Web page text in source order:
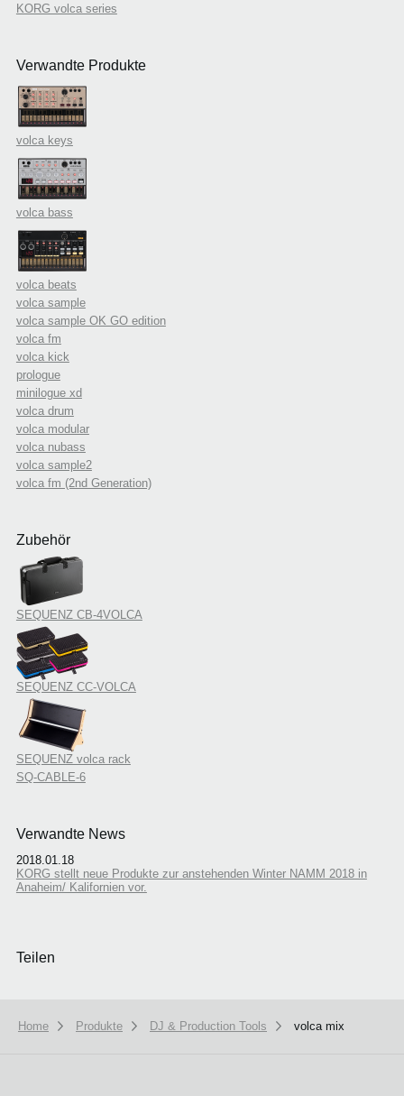
KORG volca series
Verwandte Produkte
volca keys
volca bass
volca beats
volca sample
volca sample OK GO edition
volca fm
volca kick
prologue
minilogue xd
volca drum
volca modular
volca nubass
volca sample2
volca fm (2nd Generation)
Zubehör
SEQUENZ CB-4VOLCA
SEQUENZ CC-VOLCA
SEQUENZ volca rack
SQ-CABLE-6
Verwandte News
2018.01.18
KORG stellt neue Produkte zur anstehenden Winter NAMM 2018 in
Anaheim/ Kalifornien vor.
Teilen
Home Produkte DJ & Production Tools volca mix